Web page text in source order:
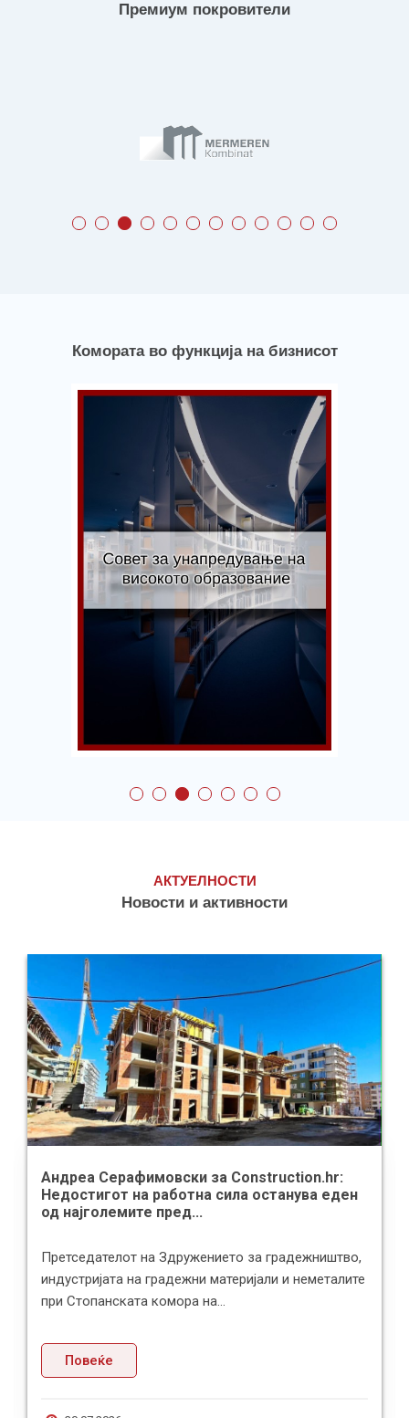
Премиум покровители
Комората во функција на бизнисот
Совет за
квалитетот на
тренингот и обуките
АКТУЕЛНОСТИ
Новости и активности
за Construction.hr:
на работна сила останува еден
пред...
на Здружението за градежништво,
на градежни материјали и неметалите
комора на...
Губерова
при